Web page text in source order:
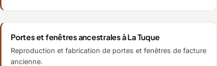
Portes et fenêtres ancestrales à La Tuque
Reproduction et fabrication de portes et fenêtres de facture
ancienne.